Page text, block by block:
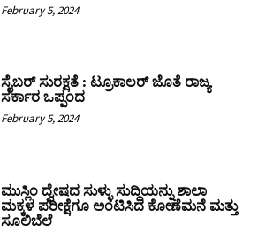
February 5, 2024
ಸೈಬರ್ ಸುರಕ್ಷತೆ : ಟ್ರೂಕಾಲರ್ ಜೊತೆ ರಾಜ್ಯ
ಸರ್ಕಾರ ಒಪ್ಪಂದ
February 5, 2024
ಮುಸ್ಲಿಂ ದ್ವೇಷದ ಸುಳ್ಳು ಸುದ್ದಿಯನ್ನು ಶಾಲಾ
ಮಕ್ಕಳ ಪರೀಕ್ಷೆಗೂ ಅಂಟಿಸಿದ ಕೋಣೆಮನೆ ಮತ್ತು
ಸೂಲಿಬೆಲೆ